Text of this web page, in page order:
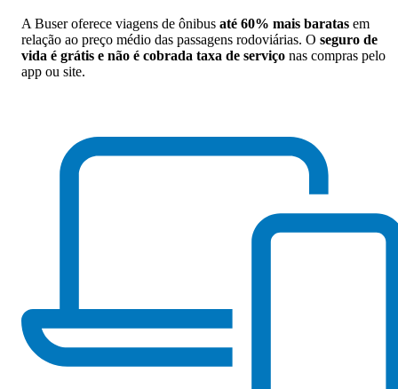
A Buser oferece viagens de ônibus até 60% mais baratas em
relação ao preço médio das passagens rodoviárias. O seguro de
vida é grátis e não é cobrada taxa de serviço nas compras pelo
app ou site.